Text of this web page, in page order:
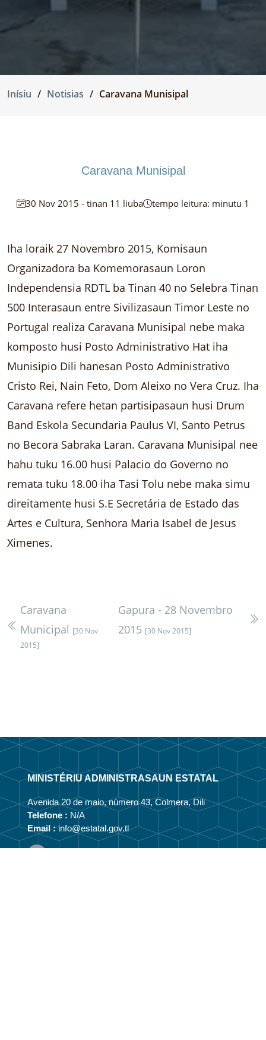
Inísiu Notisias Caravana Munisipal
Caravana Munisipal
30 Nov 2015 - tinan 11 liuba tempo leitura: minutu 1
Iha loraik 27 Novembro 2015, Komisaun
Organizadora ba Komemorasaun Loron
Independensia RDTL ba Tinan 40 no Selebra Tinan
500 Interasaun entre Sivilizasaun Timor Leste no
Portugal realiza Caravana Munisipal nebe maka
komposto husi Posto Administrativo Hat iha
Munisipio Dili hanesan Posto Administrativo
Cristo Rei, Nain Feto, Dom Aleixo no Vera Cruz. Iha
Caravana refere hetan partisipasaun husi Drum
Band Eskola Secundaria Paulus VI, Santo Petrus
no Becora Sabraka Laran. Caravana Munisipal nee
hahu tuku 16.00 husi Palacio do Governo no
remata tuku 18.00 iha Tasi Tolu nebe maka simu
direitamente husi S.E Secretária de Estado das
Artes e Cultura, Senhora Maria Isabel de Jesus
Ximenes.
Caravana
Municipal [30 Nov
2015]
Gapura - 28 Novembro
2015 [30 Nov 2015]
MINISTÉRIU ADMINISTRASAUN ESTATAL
Avenida 20 de maio, número 43, Colmera, Dili
Telefone : N/A
Email :info@estatal.gov.tl